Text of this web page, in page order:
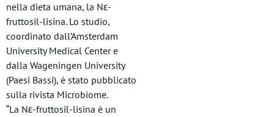
nella dieta umana, la Nε-
fruttosil-lisina. Lo studio,
coordinato dall’Amsterdam
University Medical Center e
dalla Wageningen University
(Paesi Bassi), è stato pubblicato
sulla rivista Microbiome.
“La Nε-fruttosil-lisina è un